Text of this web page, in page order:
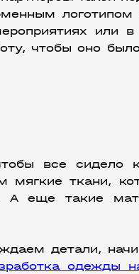
логотипом
или в
чтобы оно
все сидело
ткани,
еще такие
детали,
одежды